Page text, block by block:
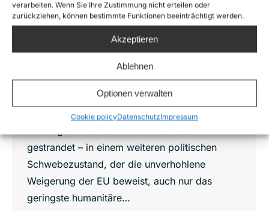
verarbeiten. Wenn Sie Ihre Zustimmung nicht erteilen oder
zurückziehen, können bestimmte Funktionen beeinträchtigt werden.
Akzeptieren
Ablehnen
Optionen verwalten
Cookie policyDatenschutzImpressum
News, Press releases,Sea-Watch 3
VonLennart Diesen 27. Dezember 2018
Fünf Länder im sogenannten christlichen
Westen haben dem Rettungsschiff Sea-Watch
3, ihrer 22-köpfigen Crew und den 32
Geretteten über die Weihnachtstage jegliche
Hilfe bei der Suche nach einem sicheren Hafen
gestrandet – in einem weiteren politischen
Schwebezustand, der die unverhohlene
Weigerung der EU beweist, auch nur das
geringste humanitäre…